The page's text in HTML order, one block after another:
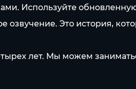
Используйте
Это история,
лет. Мы можем